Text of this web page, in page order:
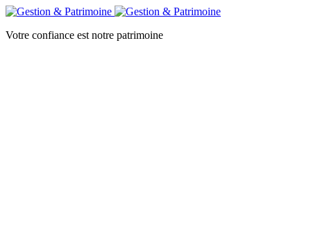
Votre confiance est notre patrimoine